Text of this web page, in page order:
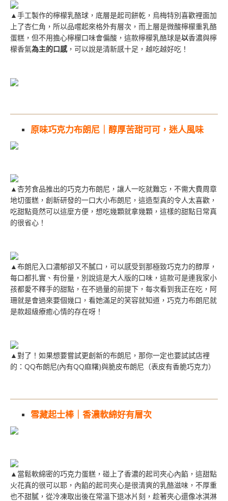
▲手工製作的檸檬乳酪球，底層是起司餅乾，烏梅特別喜歡裡面加
上了杏仁角，所以品嚐起來格外有層次，而上層是微酸檸檬重乳酪
蛋糕，但不用擔心檸檬口味會偏酸，這款檸檬乳酪球是以香濃與檸
檬香氣為主的口感，可以說是清新感十足，越吃越好吃！
原味巧克力布朗尼｜醇厚苦甜可可，迷人風味
▲杏芳食品推出的巧克力布朗尼，讓人一吃就難忘，不需大費周章
地切蛋糕，創新研發的一口大小布朗尼，這造型真的令人太喜歡，
吃甜點竟然可以這麼方便，想吃幾顆就拿幾顆，這樣的甜點日常真
的很省心！
▲布朗尼入口濃郁卻又不膩口，可以感受到那極致巧克力的醇厚，
每口都扎實、有份量，別說這是大人版的口味，這款可是連我家小
孩都愛不釋手的甜點，在不過量的前提下，每次看到我正在吃，阿
珊就是會過來要個幾口，看她滿足的笑容就知道，巧克力布朗尼就
是款超級療癒心情的存在呀！
▲對了！如果想要嘗試更創新的布朗尼，那你一定也要試試店裡
的：QQ布朗尼(內有QQ麻糬)與脆皮布朗尼（表皮有香脆巧克力）
雪藏起士棒｜香濃軟綿好有層次
▲當鬆軟綿密的巧克力蛋糕，碰上了香濃的起司夾心內餡，這甜點
火花真的很可以耶，內餡的起司夾心是很清爽的乳酪滋味，不厚重
也不甜膩，從冷凍取出後在常溫下退冰片刻，趁著夾心還像冰淇淋